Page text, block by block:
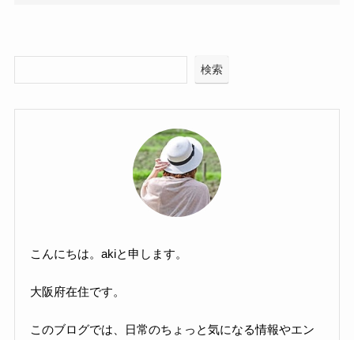
検索
こんにちは。akiと申します。
大阪府在住です。
このブログでは、日常のちょっと気になる情報やエン